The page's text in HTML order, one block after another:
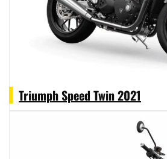
Triumph Speed Twin 2021